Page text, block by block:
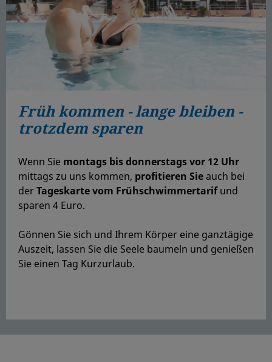
Früh kommen - lange bleiben -
trotzdem sparen
Wenn Sie montags bis donnerstags vor 12 Uhr
mittags zu uns kommen, profitieren Sieauch bei
derTageskarte vom Frühschwimmertarifund
sparen 4 Euro.
Gönnen Sie sich und Ihrem Körper eine ganztägige
Auszeit, lassen Sie die Seele baumeln und genießen
Sie einen Tag Kurzurlaub.